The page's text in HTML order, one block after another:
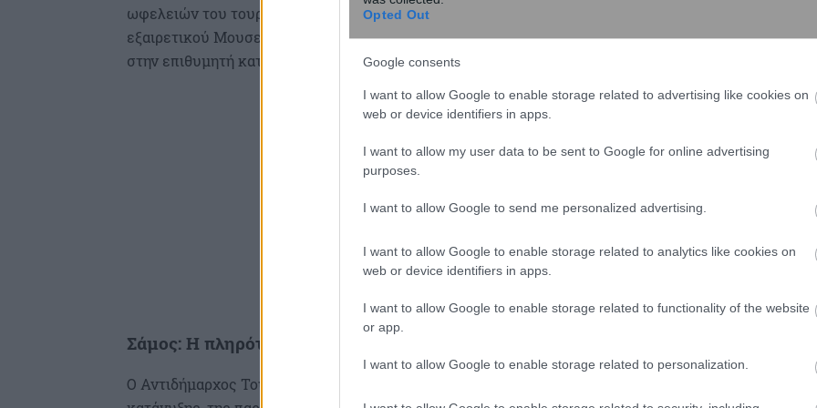
Opted Out
Google consents
I want to allow Google to enable storage related to advertising like cookies on
web or device identifiers in apps.
I want to allow my user data to be sent to Google for online advertising
purposes.
I want to allow Google to send me personalized advertising.
I want to allow Google to enable storage related to analytics like cookies on
web or device identifiers in apps.
I want to allow Google to enable storage related to functionality of the website
or app.
I want to allow Google to enable storage related to personalization.
ωφελειών του τουρισμού στο όμορφο νησί μας. Δράσεις και έργα όπως τα εγκαίνια του
εξαιρετικού Μουσείου Γαΐτη Σίμωσι που θα πραγματοποιηθούν τον Σεπτέμβριο συμβάλλουν
στην επιθυμητή κατεύθυνση», πρόσθεσε ο Δήμαρχος Ιητών Γκίκας Γκίκας.
Σάμος: Η πληρότητα στα καταλύματα έχει αγγίξει το 95% με 100%
Ο Αντιδήμαρχος Τουρισμού Ευάγγελος Μαρνέζος τόνισε πως «ο συνδυασμός της θρησκευτικής